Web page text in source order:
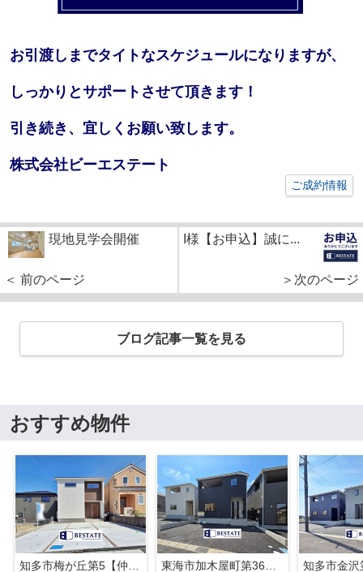
お引渡しまでタイトなスケジュールになりますが、
しっかりとサポートさせて頂きます！
引き続き、宜しくお願い致します。
株式会社ビーエステート
ご成約情報
現地見学会開催
＜ 前のページ
I様【お申込】誠に...
＞次のページ
ブログ記事一覧を見る
おすすめ物件